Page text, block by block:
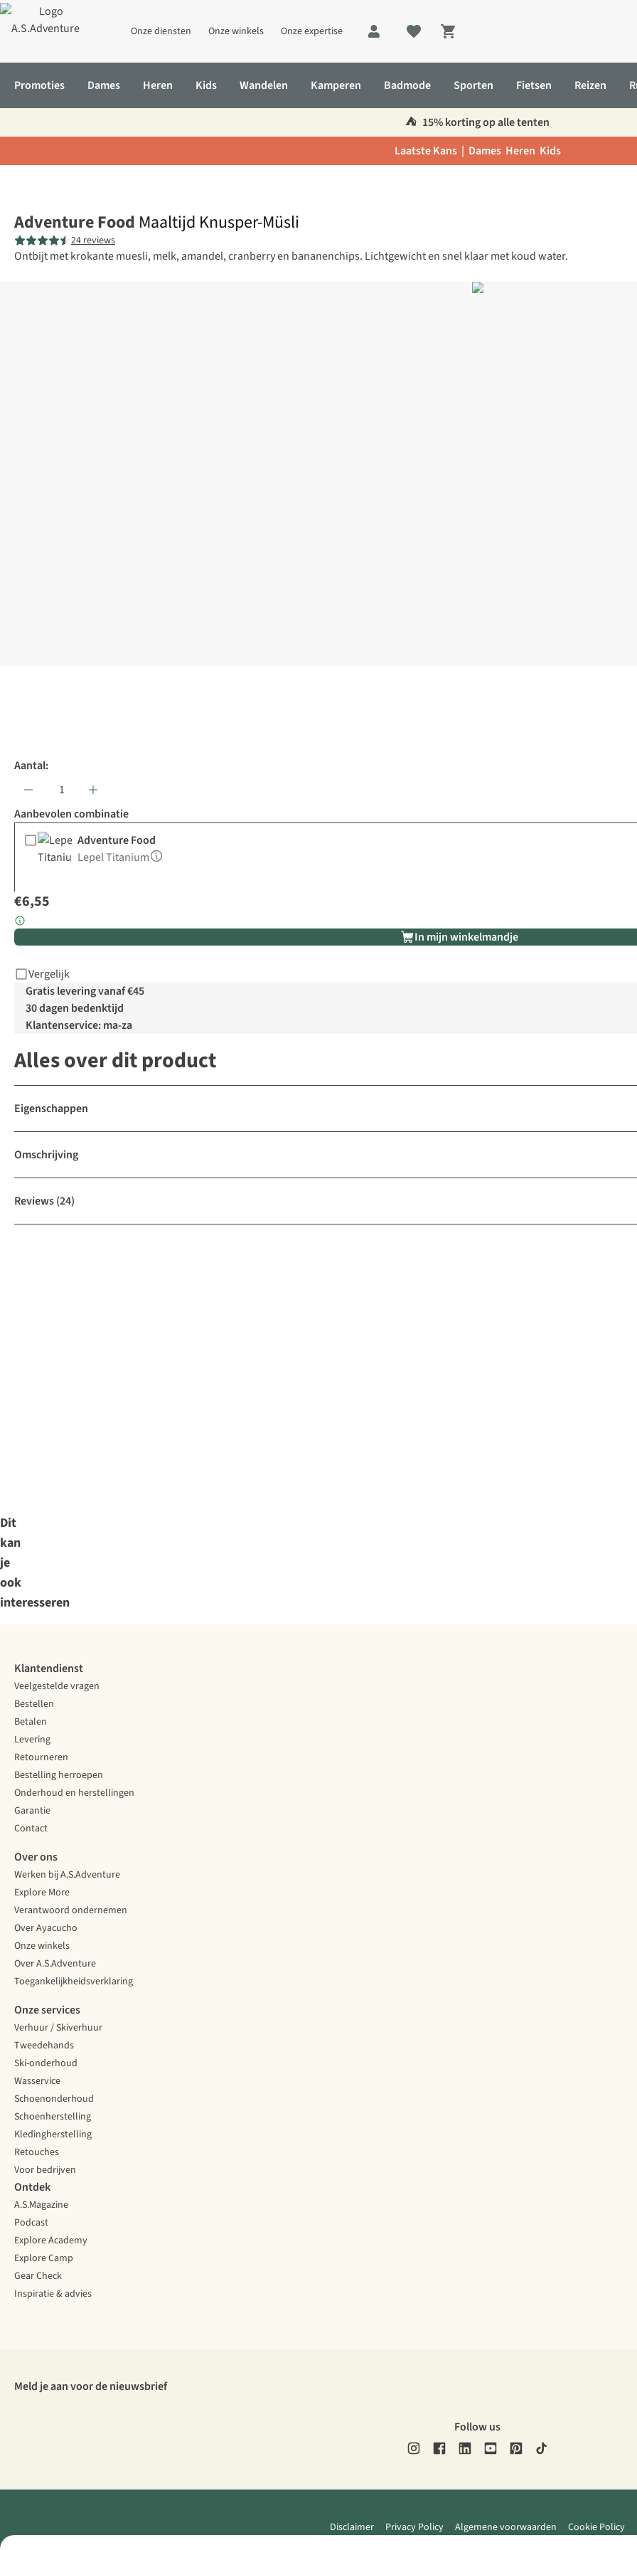
Onze diensten Onze winkels Onze expertise
Shopping cart
Promoties Dames Heren Kids Wandelen Kamperen Badmode Sporten Fietsen Reizen
⛺️ 15% korting op alle tenten
Laatste Kans | Dames Heren Kids
Adventure Food Maaltijd Knusper-Müsli
24 reviews
Ontbijt met krokante muesli, melk, amandel, cranberry en bananenchips. Lichtgewicht en snel klaar met koud water.
Aantal:
Aanbevolen combinatie
Adventure Food
Lepel Titanium
€6,55
In mijn winkelmandje
Vergelijk
Gratis levering vanaf €45
30 dagen bedenktijd
Klantenservice: ma-za
Alles over dit product
Eigenschappen
Omschrijving
Reviews(24)
Dit
kan
je
ook
interesseren
Klantendienst
Veelgestelde vragen
Bestellen
Betalen
Levering
Retourneren
Bestelling herroepen
Onderhoud en herstellingen
Garantie
Contact
Over ons
Werken bij A.S.Adventure
Explore More
Verantwoord ondernemen
Over Ayacucho
Onze winkels
Over A.S.Adventure
Toegankelijkheidsverklaring
Onze services
Verhuur / Skiverhuur
Tweedehands
Ski-onderhoud
Wasservice
Schoenonderhoud
Schoenherstelling
Kledingherstelling
Retouches
Voor bedrijven
Ontdek
A.S.Magazine
Podcast
Explore Academy
Explore Camp
Gear Check
Inspiratie & advies
Meld je aan voor de nieuwsbrief
Follow us
Disclaimer Privacy Policy Algemene voorwaarden Cookie Policy